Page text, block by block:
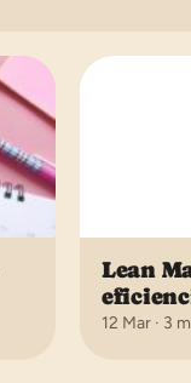
Lean
12 Mar · 3